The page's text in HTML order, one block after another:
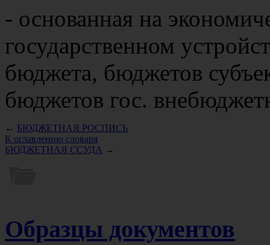
- основанная на
государственном
бюджета, бюджетов
бюджетов гос.
← БЮДЖЕТНАЯ РОСПИСЬ
К оглавлению словаря
БЮДЖЕТНАЯ ССУДА →
Образцы документов